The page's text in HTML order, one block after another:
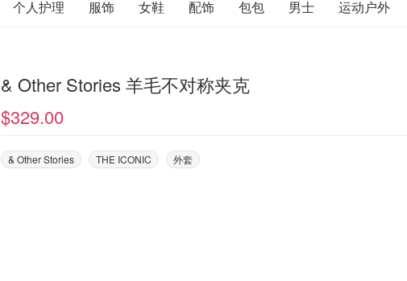
个人护理 服饰 女鞋 配饰 包包 男士 运动户外
& Other Stories 羊毛不对称夹克
$329.00
& Other Stories THE ICONIC 外套